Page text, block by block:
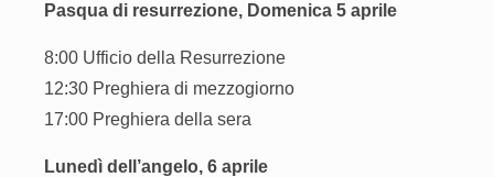
Pasqua di resurrezione, Domenica 5 aprile
8:00 Ufficio della Resurrezione
12:30 Preghiera di mezzogiorno
17:00 Preghiera della sera
Lunedì dell’angelo, 6 aprile